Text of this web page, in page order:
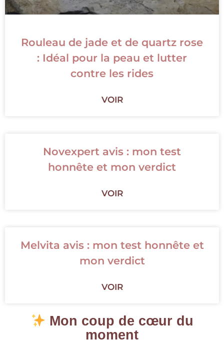
Rouleau de jade et de quartz rose
: Idéal pour la peau et lutter
contre les rides
VOIR
Novexpert avis : mon test
honnête et mon verdict
VOIR
Melvita avis : mon test honnête et
mon verdict
VOIR
Mon coup de cœur du
moment